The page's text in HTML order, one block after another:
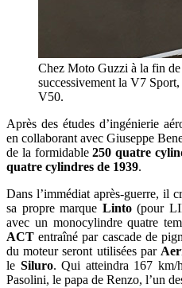
Chez Moto Guzzi à la fin
successivement la V7
V50.
Après des études d’ingénierie
en collaborant avec Giuseppe
de la formidable250 quatre
quatre cylindres de 1939.
Dans l’immédiat après-guerre, il
sa propre marque Linto(pour
avec un monocylindre quatre
ACT entraîné par cascade de
du moteur seront utilisées par
le Siluro. Qui atteindra 167 km/
Pasolini, le papa de Renzo, l’un